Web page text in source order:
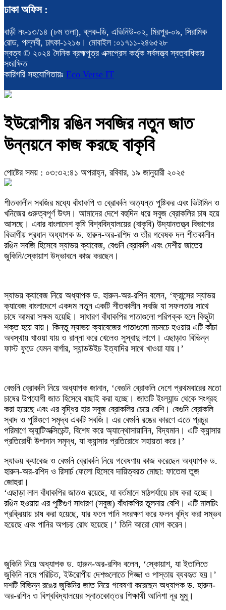
ঢাকা অফিস :
বাড়ী নং-১৩/১৪ (৮ম তলা), ব্লক-ডি, এভিনিউ-০২, মিরপুর-০৯, সিরামিক
রোড, পল্লবী, ঢাৎকা-১২১৬। মোবাইল :০১৭১১-২৪৬৫২৮
স্বত্ব © ২০২৪ দৈনিক ব্রহ্মপুত্র এক্সপ্রেস কর্তৃক সর্বসত্ত্ব স্বত্বাধিকার
সংরক্ষিত
কারিগরি সহযোগিতায়ঃ Eco Verse IT
ইউরোপীয় রঙিন সবজির নতুন জাত
উন্নয়নে কাজ করছে বাকৃবি
পোষ্টের সময় : ০৩:৩২:৪১ অপরাহ্ন, রবিবার, ১৯ জানুয়ারী ২০২৫
শীতকালীন সবজির মধ্যে বাঁধাকপি ও ব্রোকলি অত্যন্ত পুষ্টিকর এবং ভিটামিন ও
খনিজের গুরুত্বপূর্ণ উৎস। আমাদের দেশে বহুদিন ধরে সবুজ ব্রোকলির চাষ হয়ে
আসছে। এবার বাংলাদেশ কৃষি বিশ্ববিদ্যালয়ের (বাকৃবি) উদ্যানতত্ত্ব বিভাগের
বিভাগীয় প্রধান অধ্যাপক ড. হারুন-অর-রশিদ ও তাঁর গবেষক দল শীতকালীন
রঙিন সবজি হিসেবে স্যাভয় ক্যাবেজ, বেগুনি ব্রোকলি এবং দেশীয় জাতের
জুকিনি/স্কোয়াশ উদ্ভাবনে কাজ করছেন।
স্যাভয় ক্যাবেজ নিয়ে অধ্যাপক ড. হারুন-অর-রশিদ বলেন, ‘ফ্রান্সের স্যাভয়
ক্যাবেজ বাংলাদেশে একদম নতুন একটি শীতকালীন সবজি যা সফলতার সাথে
চাষে আমরা সক্ষম হয়েছি। সাধারণ বাঁধাকপির পাতাগুলো পরিপক্ক হলে কিছুটা
শক্ত হয়ে যায়। কিন্তু স্যাভয় ক্যাবেজের পাতাগুলো মচমচে হওয়ায় এটি কাঁচা
অবস্থায় খাওয়া যায় ও রান্না করে খেলেও সুস্বাদু লাগে। এছাড়াও বিভিন্ন
ফাস্ট ফুডে যেমন বার্গার, স্যান্ডউইচ ইত্যাদির সাথে খাওয়া যায়।’
বেগুনি ব্রোকলি নিয়ে অধ্যাপক জানান, ‘বেগুনি ব্রোকলি দেশে প্রথমবারের মতো
চাষের উপযোগী জাত হিসেবে বাছাই করা হচ্ছে। জাতটি ইংল্যান্ড থেকে সংগ্রহ
করা হয়েছে এবং এর বৃদ্ধির হার সবুজ ব্রোকলির চেয়ে বেশি। বেগুনি ব্রোকলি
স্বাদ ও পুষ্টিগুণে সমৃদ্ধ একটি সবজি। এর বেগুনি রঙের কারণে এতে প্রচুর
পরিমাণে অ্যান্টিঅক্সিডেন্ট, বিশেষ করে অ্যান্থোসায়ানিন, বিদ্যমান। এটি ক্যান্সার
প্রতিরোধী উপাদান সমৃদ্ধ, যা ক্যান্সার প্রতিরোধে সহায়তা করে।’
স্যাভয় ক্যাবেজ ও বেগুনি ব্রোকলি নিয়ে গবেষণায় কাজ করেছেন অধ্যাপক ড.
হারুন-অর-রশিদ ও রিসার্চ ফেলো হিসেবে দায়িত্বরত মোছা: ফাতেমা তুজ
জোহুরা।
‘এছাড়া লাল বাঁধাকপির জাতও রয়েছে, যা বর্তমানে মাঠপর্যায়ে চাষ করা হচ্ছে।
রঙিন হওয়ায় এর পুষ্টিগুণ সাধারণ (সবুজ) বাঁধাকপির তুলনায় বেশি। এটি মালচিং
প্রক্রিয়ায় চাষ করা হয়েছে, যার ফলে পানি সংরক্ষণ করে ফলন বৃদ্ধি করা সম্ভব
হয়েছে এবং পানির অপচয় রোধ হয়েছে।’ তিনি আরো যোগ করেন।
জুকিনি নিয়ে অধ্যাপক ড. হারুন-অর-রশিদ বলেন, ‘স্কোয়াশ, যা ইতালিতে
জুকিনি নামে পরিচিত, ইউরোপীয় দেশগুলোতে পিজ্জা ও পাস্তায় ব্যবহৃত হয়।’
দশটি বিভিন্ন রঙের জুকিনির জাত নিয়ে গবেষণা করেছেন অধ্যাপক ড. হারুন-
অর-রশিদ ও বিশ্ববিদ্যালয়ের স্নাতকোত্তর শিক্ষার্থী আনিশা নূর মুমু।